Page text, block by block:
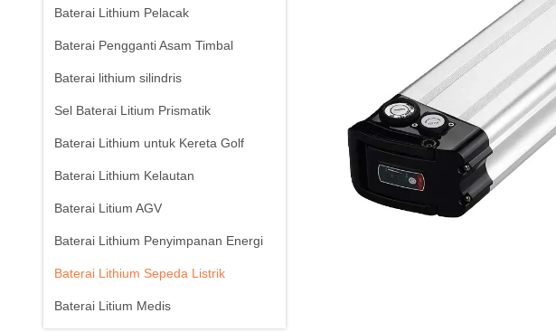
Baterai Lithium Pelacak
Baterai Pengganti Asam Timbal
Baterai lithium silindris
Sel Baterai Litium Prismatik
Baterai Lithium untuk Kereta Golf
Baterai Lithium Kelautan
Baterai Litium AGV
Baterai Lithium Penyimpanan Energi
Baterai Lithium Sepeda Listrik
Baterai Litium Medis